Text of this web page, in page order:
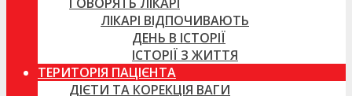
ЛІКАРІ ВІДПОЧИВАЮТЬ
ДЕНЬ В ІСТОРІЇ
ІСТОРІЇ З ЖИТТЯ
ТЕРИТОРІЯ ПАЦІЄНТА
ДІЄТИ ТА КОРЕКЦІЯ ВАГИ